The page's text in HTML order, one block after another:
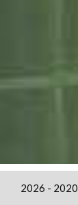
2026 - 2020